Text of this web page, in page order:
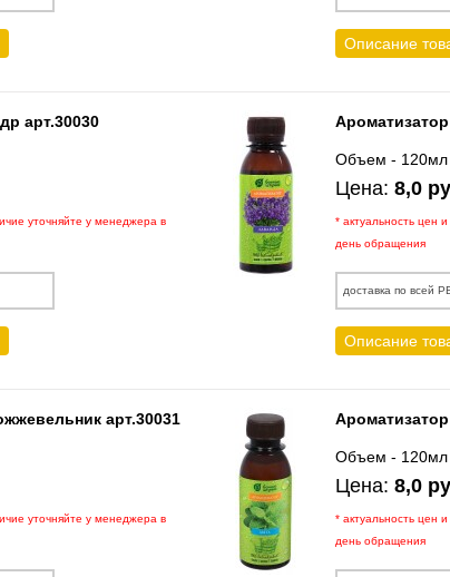
Описание
арт.30030
уточняйте у менеджера в
Объем - 120мл
Цена: 8,0
* актуальность цен
день обращения
доставка по всей
Описание
арт.30031
уточняйте у менеджера в
Объем - 120мл
Цена: 8,0
* актуальность цен
день обращения